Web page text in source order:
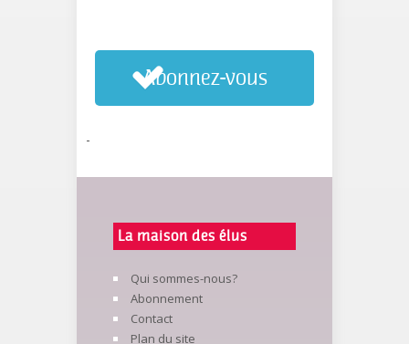
Abonnez-vous
-
La maison des élus
Qui sommes-nous?
Abonnement
Contact
Plan du site